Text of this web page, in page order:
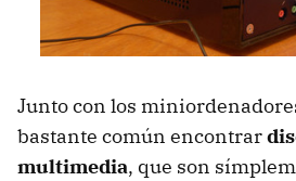
Junto con los
bastante común encontrar
multimedia, que son